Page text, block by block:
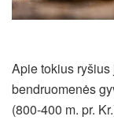
Apie tokius
bendruomenės
(800-400 m. pr.